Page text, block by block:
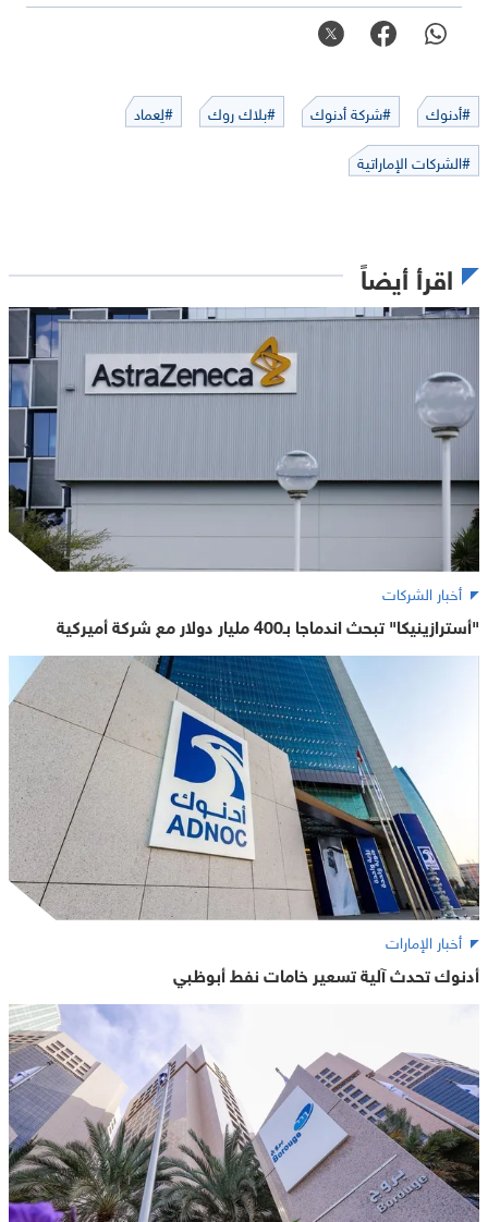
#أدنوك #شركة أدنوك #بلاك روك
#لِعماد
#الشركات الإماراتية
اقرأ أيضاً
أخبار الشركات
"أسترازينيكا" تبحث اندماجا بـ400 مليار دولار مع شركة أميركية
أخبار الإمارات
أدنوك تحدث آلية تسعير خامات نفط أبوظبي